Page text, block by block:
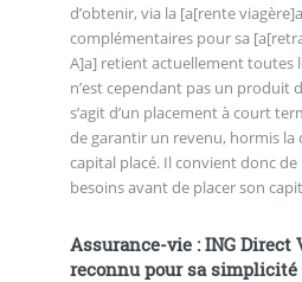
d’obtenir, via la [a[rente
complémentaires pour sa
A]a] retient actuellement toutes
n’est cependant pas un produit
s’agit d’un placement à court
de garantir un revenu, hormis
capital placé. Il convient donc
besoins avant de placer son
Assurance-vie : ING Direct
reconnu pour sa simplicité